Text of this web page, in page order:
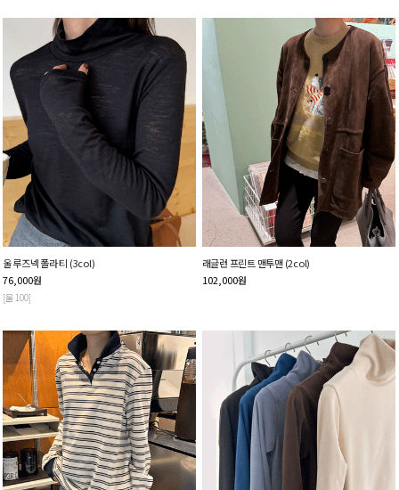
울 루즈넥 폴라 티 (3col)
76,000원
[울 100]
래글런 프린트 맨투맨 (2col)
102,000원